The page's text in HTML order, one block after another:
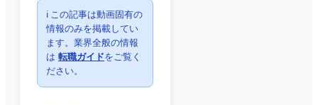
ℹ️ この記事は動画固有の
情報のみを掲載してい
ます。業界全般の情報
は 転職ガイドをご覧く
ださい。